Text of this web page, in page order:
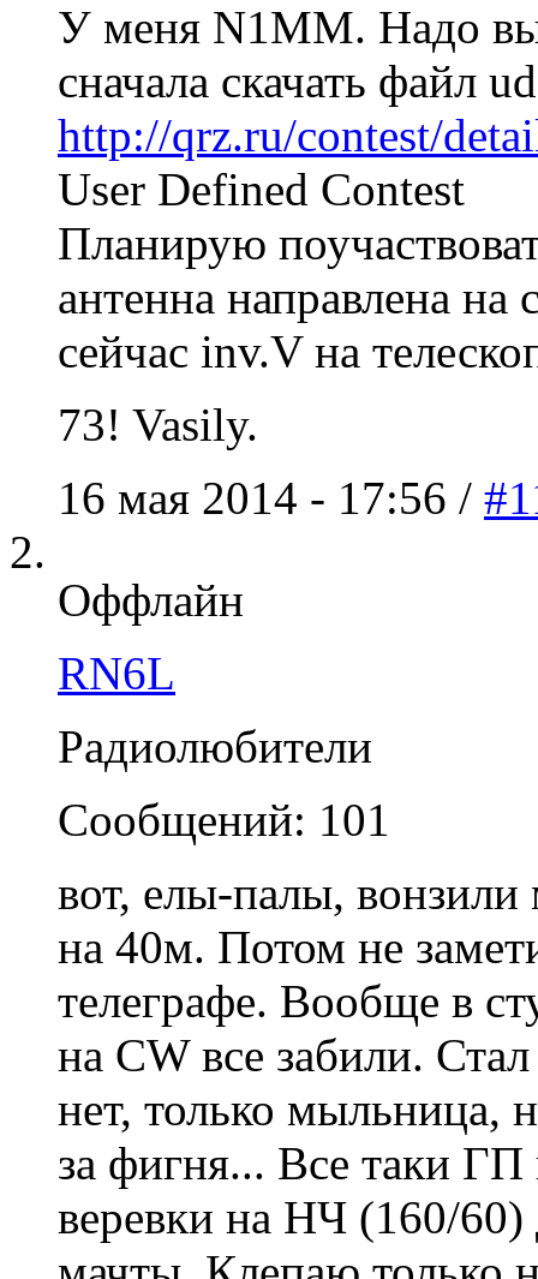
У меня N1MM. Надо
сначала скачать файл
http://qrz.ru/contest/
User Defined Contest
Планирую
антенна направлена
сейчас inv.V на
73! Vasily.
16 мая 2014 - 17:56 /
Оффлайн
RN6L
Радиолюбители
Сообщений: 101
вот, елы-палы,
на 40м. Потом не
телеграфе. Вообще в
на CW все забили.
нет, только мыльница,
за фигня... Все таки
веревки на НЧ (160/